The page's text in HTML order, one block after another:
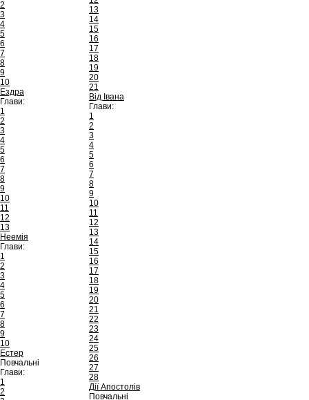
2
3
4
5
6
7
8
9
10
Ездра
Глави:
1
2
3
4
5
6
7
8
9
10
11
12
13
Неемія
Глави:
1
2
3
4
5
6
7
8
9
10
Естер
Повчальні
Глави:
1
2
13
14
15
16
17
18
19
20
21
Від Івана
Глави:
1
2
3
4
5
6
7
8
9
10
11
12
13
14
15
16
17
18
19
20
21
22
23
24
25
26
27
28
Дії Апостолів
Повчальні